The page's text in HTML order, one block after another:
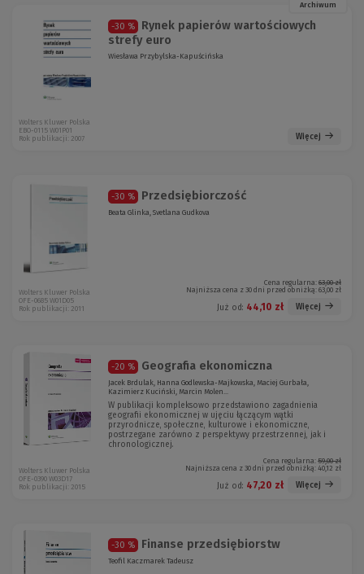
Archiwum
-30 %
Rynek papierów wartościowych
strefy euro
Wiesława Przybylska-Kapuścińska
Więcej
Wolters Kluwer Polska
EBO-0115 W01P01
Rok publikacji: 2007
-30 % Przedsiębiorczość
Beata Glinka, Svetlana Gudkova
Cena regularna: 63,00 zł
Najniższa cena z 30 dni przed obniżką: 63,00 zł
Już od: 44,10 zł Więcej
Wolters Kluwer Polska
OFE-0685 W01D05
Rok publikacji: 2011
-20 % Geografia ekonomiczna
Jacek Brdulak, Hanna Godlewska-Majkowska, Maciej Gurbała,
Kazimierz Kuciński, Marcin Molen...
W publikacji kompleksowo przedstawiono zagadnienia
geografii ekonomicznej w ujęciu łączącym wątki
przyrodnicze, społeczne, kulturowe i ekonomiczne,
postrzegane zarówno z perspektywy przestrzennej, jak i
chronologicznej.
Cena regularna: 59,00 zł
Najniższa cena z 30 dni przed obniżką: 40,12 zł
Już od: 47,20 zł Więcej
Wolters Kluwer Polska
OFE-0390 W03D17
Rok publikacji: 2015
-30 % Finanse przedsiębiorstw
Teofil Kaczmarek Tadeusz